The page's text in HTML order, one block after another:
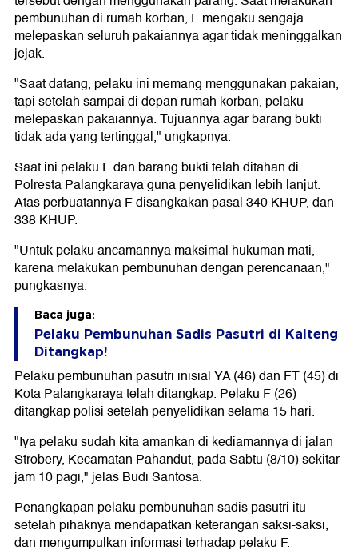
pembunuhan di rumah korban, F mengaku sengaja
melepaskan seluruh pakaiannya agar tidak meninggalkan
jejak.
"Saat datang, pelaku ini memang menggunakan pakaian,
tapi setelah sampai di depan rumah korban, pelaku
melepaskan pakaiannya. Tujuannya agar barang bukti
tidak ada yang tertinggal," ungkapnya.
Saat ini pelaku F dan barang bukti telah ditahan di
Polresta Palangkaraya guna penyelidikan lebih lanjut.
Atas perbuatannya F disangkakan pasal 340 KHUP, dan
338 KHUP.
"Untuk pelaku ancamannya maksimal hukuman mati,
karena melakukan pembunuhan dengan perencanaan,"
pungkasnya.
Baca juga:
Pelaku Pembunuhan Sadis Pasutri di Kalteng
Ditangkap!
Pelaku pembunuhan pasutri inisial YA (46) dan FT (45) di
Kota Palangkaraya telah ditangkap. Pelaku F (26)
ditangkap polisi setelah penyelidikan selama 15 hari.
"Iya pelaku sudah kita amankan di kediamannya di jalan
Strobery, Kecamatan Pahandut, pada Sabtu (8/10) sekitar
jam 10 pagi," jelas Budi Santosa.
Penangkapan pelaku pembunuhan sadis pasutri itu
setelah pihaknya mendapatkan keterangan saksi-saksi,
dan mengumpulkan informasi terhadap pelaku F.